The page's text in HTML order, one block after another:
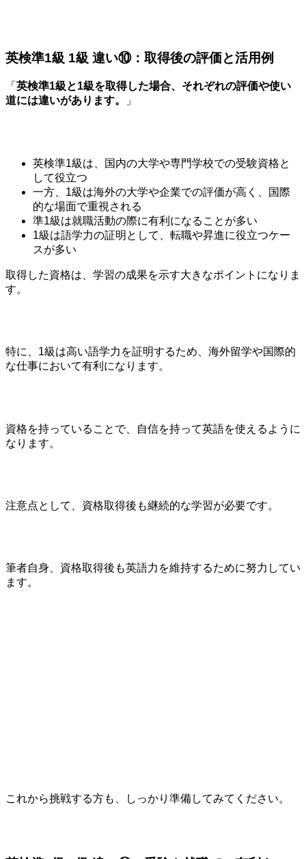
英検準1級 1級 違い⑩：取得後の評価と活用例
「 英検準1級と1級を取得した場合、それぞれの評価や使い
道には違いがあります。
」
英検準1級は、国内の大学や専門学校での受験資格と
して役立つ
一方、1級は海外の大学や企業での評価が高く、国際
的な場面で重視される
準1級は就職活動の際に有利になることが多い
1級は語学力の証明として、転職や昇進に役立つケー
スが多い
取得した資格は、学習の成果を示す大きなポイントになりま
す。
特に、1級は高い語学力を証明するため、海外留学や国際的
な仕事において有利になります。
資格を持っていることで、自信を持って英語を使えるように
なります。
注意点として、資格取得後も継続的な学習が必要です。
筆者自身、資格取得後も英語力を維持するために努力してい
ます。
これから挑戦する方も、しっかり準備してみてください。